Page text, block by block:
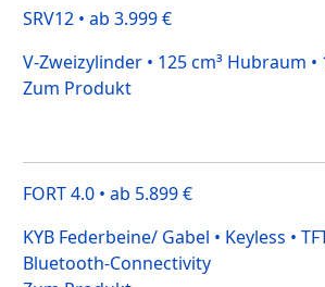
SRV12 • ab 3.999 €
V-Zweizylinder • 125 cm³ Hubraum •
Zum Produkt
FORT 4.0 • ab 5.899 €
KYB Federbeine/ Gabel • Keyless •
Bluetooth-Connectivity